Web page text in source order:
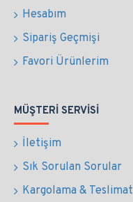
Hesabım
Sipariş Geçmişi
Favori Ürünlerim
MÜŞTERI SERVISI
İletişim
Sık Sorulan Sorular
Kargolama & Teslimat